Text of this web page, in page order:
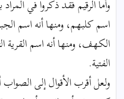
وأما الرقيم فقد ذكروا في
اسم كلبهم، ومنها أنه اسم
الكهف، ومنها أنه اسم القرية
الفتية.
ولعل أقرب الأقوال إلى الصواب